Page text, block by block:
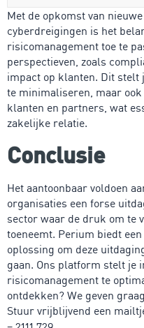
Met de opkomst van
cyberdreigingen is het
risicomanagement toe te
perspectieven, zoals
impact op klanten. Dit stelt
te minimaliseren, maar
klanten en partners, wat
zakelijke relatie.
Conclusie
Het aantoonbaar voldoen
organisaties een forse
sector waar de druk om te
toeneemt. Perium biedt
oplossing om deze
gaan. Ons platform stelt je
risicomanagement te
ontdekken? We geven
Stuur vrijblijvend een